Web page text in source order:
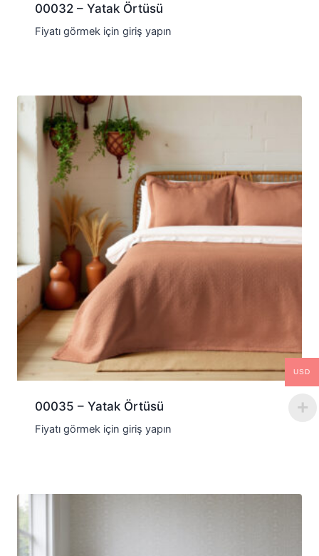
00032 – Yatak Örtüsü
Fiyatı görmek için giriş yapın
00035 – Yatak Örtüsü
Fiyatı görmek için giriş yapın
USD